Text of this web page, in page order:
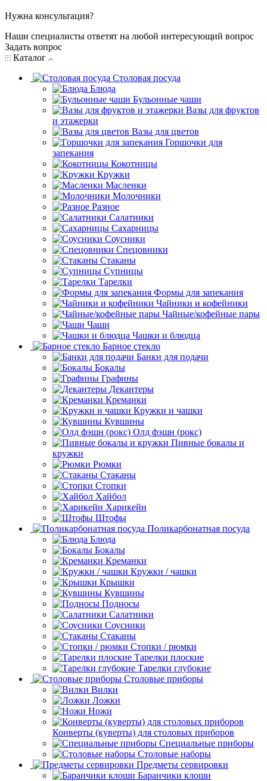
Нужна консультация?
Наши специалисты ответят на любой интересующий вопрос
Задать вопрос
Каталог
Столовая посуда
Блюда
Бульонные чаши
Вазы для фруктов
и этажерки
Вазы для цветов
Горшочки для
запекания
Кокотницы
Кружки
Масленки
Молочники
Разное
Салатники
Сахарницы
Соусники
Спецовники
Стаканы
Супницы
Тарелки
Формы для запекания
Чайники и кофейники
Чайные/кофейные пары
Чаши
Чашки и блюдца
Барное стекло
Банки для подачи
Бокалы
Графины
Декантеры
Креманки
Кружки и чашки
Кувшины
Олд фэшн (рокс)
Пивные бокалы и
кружки
Рюмки
Стаканы
Стопки
Хайбол
Харикейн
Штофы
Поликарбонатная посуда
Блюда
Бокалы
Креманки
Кружки / чашки
Крышки
Кувшины
Подносы
Салатники
Соусники
Стаканы
Стопки / рюмки
Тарелки плоские
Тарелки глубокие
Столовые приборы
Вилки
Ложки
Ножи
Конверты (куверты) для столовых приборов
Специальные приборы
Столовые наборы
Предметы сервировки
Баранчики клоши